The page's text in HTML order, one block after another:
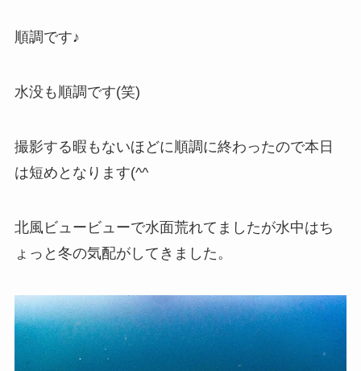
順調です♪
水没も順調です(笑)
撮影する暇もないほどに順調に終わったので本日
は短めとなります(^^ゞ
北風ビュービューで水面荒れてましたが水中はち
ょっと冬の気配がしてきました。